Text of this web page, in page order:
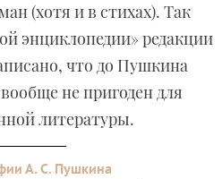
(хотя и в стихах). Так
энциклопедии» редакции
что до Пушкина
не пригоден для
литературы.
А. С. Пушкина